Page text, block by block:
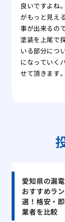
良いですよね
がもっと見え
事が出来るの
塗装を上尾で
いる部分につ
になっていく
せて頂きます。
愛知県の漏
おすすめラ
選！格安・
業者を比較